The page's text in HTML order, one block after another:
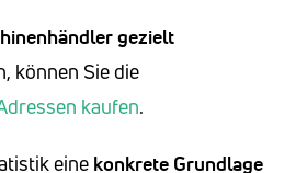
gezielt
können Sie die
kaufen.
eine konkrete Grundlage